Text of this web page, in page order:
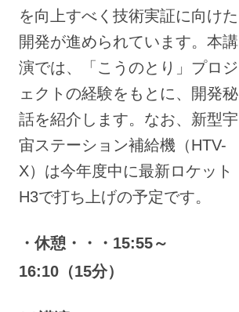
を向上すべく技術実証に向けた
開発が進められています。本講
演では、「こうのとり」プロジ
ェクトの経験をもとに、開発秘
話を紹介します。なお、新型宇
宙ステーション補給機（HTV-
X）は今年度中に最新ロケット
H3で打ち上げの予定です。
・休憩・・・15:55～
16:10（15分）